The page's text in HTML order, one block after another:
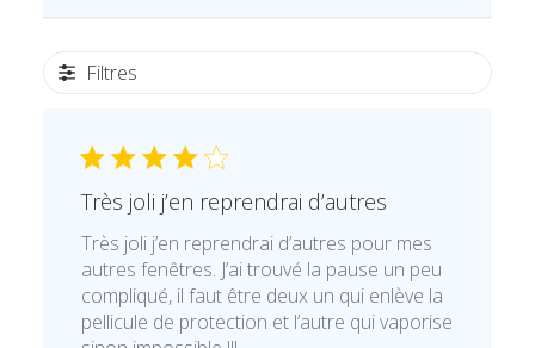
Filtres
Très joli j’en reprendrai d’autres
Très joli j’en reprendrai d’autres pour mes
autres fenêtres. J’ai trouvé la pause un peu
compliqué, il faut être deux un qui enlève la
pellicule de protection et l’autre qui vaporise